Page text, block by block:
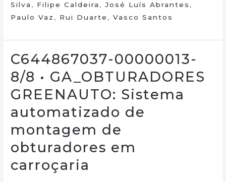
Silva , Filipe Caldeira ,José Luís Abrantes ,
Paulo Vaz , Rui Duarte ,Vasco Santos
C644867037-00000013-
8/8 • GA_OBTURADORES
GREENAUTO: Sistema
automatizado de
montagem de
obturadores em
carroçaria